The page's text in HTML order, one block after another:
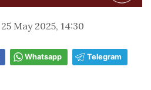
25 May 2025, 14:30
Whatsapp Telegram